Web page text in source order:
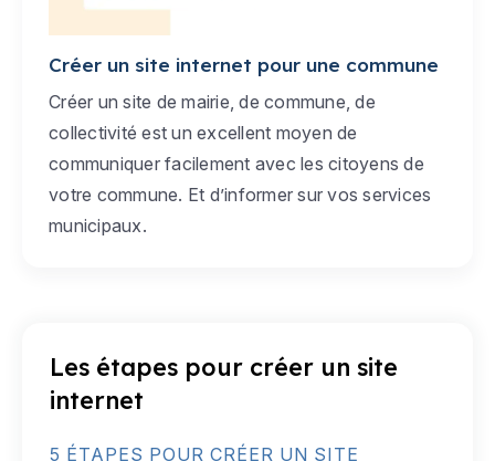
Créer un site internet pour une commune
Créer un site de mairie, de commune, de
collectivité est un excellent moyen de
communiquer facilement avec les citoyens de
votre commune. Et d’informer sur vos services
municipaux.
Les étapes pour créer un site
internet
5 ÉTAPES POUR CRÉER UN SITE